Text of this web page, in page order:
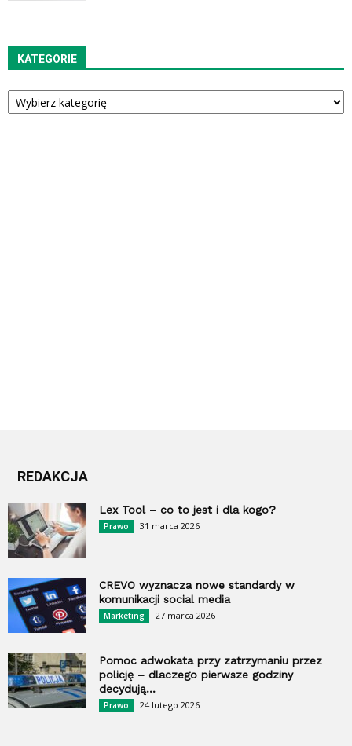
KATEGORIE
Kategorie
REDAKCJA
Lex Tool – co to jest i dla kogo?
Prawo 31 marca 2026
CREVO wyznacza nowe standardy w
komunikacji social media
Marketing 27 marca 2026
Pomoc adwokata przy zatrzymaniu przez
policję – dlaczego pierwsze godziny
decydują...
Prawo 24 lutego 2026